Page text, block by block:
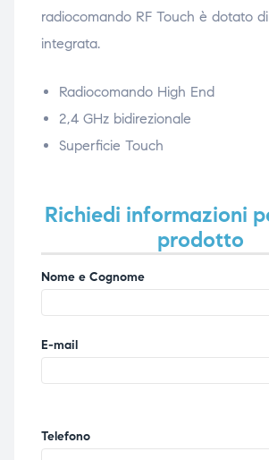
radiocomando RF Touch è dotato
integrata.
Radiocomando High End
2,4 GHz bidirezionale
Superficie Touch
Richiedi informazioni
prodotto
Nome e Cognome
E-mail
Telefono